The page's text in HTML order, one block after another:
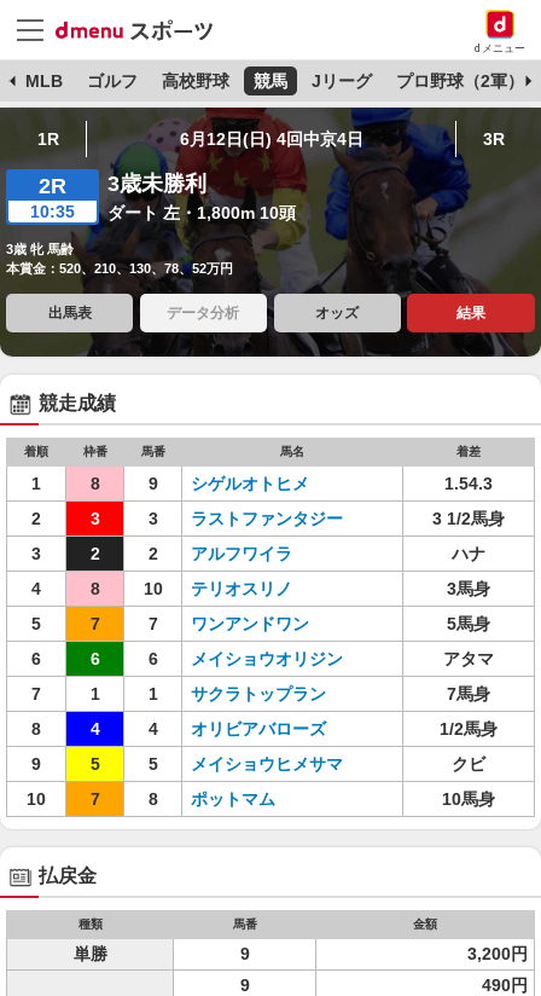
dメニュー
MLB ゴルフ 高校野球 競馬 Jリーグ プロ野球（2軍）
1R 6月12日(日) 4回中京4日 3R
2R
10:35
3歳未勝利
ダート 左・1,800m 10頭
3歳 牝 馬齢
本賞金：520、210、130、78、52万円
出馬表 データ分析 オッズ 結果
競走成績
着順 枠番 馬番 馬名 着差
1 8 9 シゲルオトヒメ
1.54.3
2
3 3 ラストファンタジー
3 1/2馬身
3
2 2 アルフワイラ
ハナ
4
8 10 テリオスリノ
3馬身
5
7 7 ワンアンドワン
5馬身
6
6 6 メイショウオリジン
アタマ
7
1 1 サクラトップラン
7馬身
8
4 4 オリビアバローズ
1/2馬身
9
5 5 メイショウヒメサマ
クビ
10
7 8 ポットマム 10馬身
払戻金
種類 馬番 金額
単勝 9 3,200円
9
490円